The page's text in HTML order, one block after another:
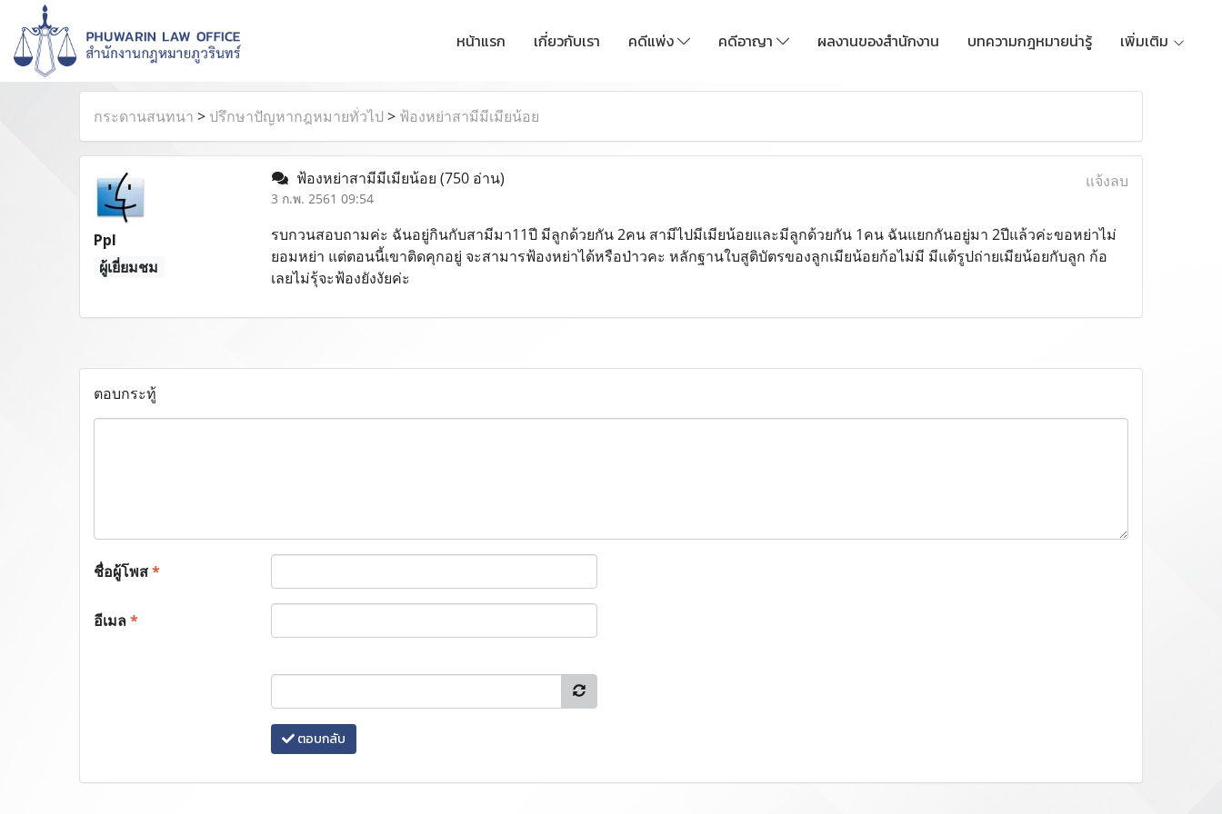
หน้าแรก เกี่ยวกับเรา คดีแพ่ง คดีอาญา ผลงานของสำนักงาน บทความกฎหมายน่ารู้ เพิ่มเติม
กระดานสนทนา > ปรึกษาปัญหากฎหมายทั่วไป > ฟ้องหย่าสามีมีเมียน้อย
Ppl
ผู้เยี่ยมชม
ฟ้องหย่าสามีมีเมียน้อย (750 อ่าน)
3 ก.พ. 2561 09:54
แจ้งลบ
รบกวนสอบถามค่ะ ฉันอยู่กินกับสามีมา11ปี มีลูกด้วยกัน 2คน สามีไปมีเมียน้อยและมีลูกด้วยกัน 1คน ฉันแยกกันอยู่มา 2ปีแล้วค่ะขอหย่าไม่
ยอมหย่า แต่ตอนนี้เขาติดคุกอยู่ จะสามารฟ้องหย่าได้หรือป่าวคะ หลักฐานใบสูติบัตรของลูกเมียน้อยก้อไม่มี มีแต้รูปถ่ายเมียน้อยกับลูก ก้อ
เลยไม่รุ้จะฟ้องยังงัยค่ะ
ตอบกระทู้
ชื่อผู้โพส*
อีเมล*
ตอบกลับ